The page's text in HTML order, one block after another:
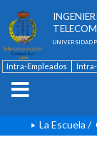
UNIVERSIDAD
Intra-Empleados
La Escuela /